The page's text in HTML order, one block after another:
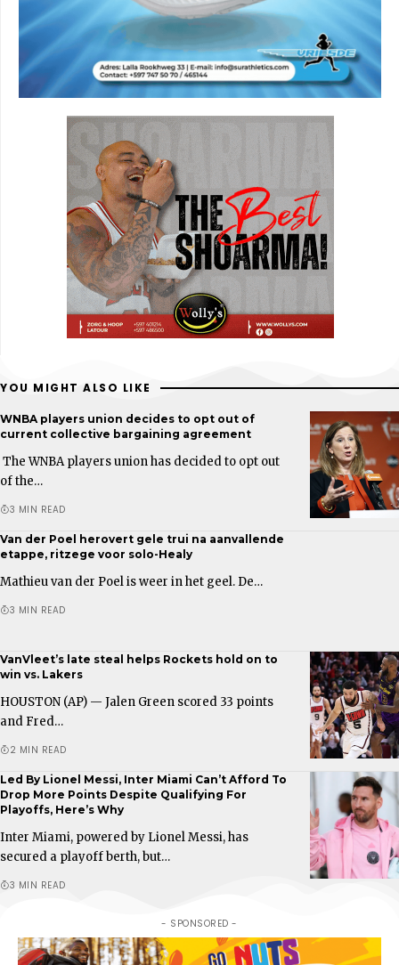
YOU MIGHT ALSO LIKE
WNBA players union decides to opt out of
current collective bargaining agreement
The WNBA players union has decided to opt out
of the…
3 MIN READ
Van der Poel herovert gele trui na aanvallende
etappe, ritzege voor solo-Healy
Mathieu van der Poel is weer in het geel. De…
3 MIN READ
VanVleet’s late steal helps Rockets hold on to
win vs. Lakers
HOUSTON (AP) — Jalen Green scored 33 points
and Fred…
2 MIN READ
Led By Lionel Messi, Inter Miami Can’t Afford To
Drop More Points Despite Qualifying For
Playoffs, Here’s Why
Inter Miami, powered by Lionel Messi, has
secured a playoff berth, but…
3 MIN READ
- SPONSORED -